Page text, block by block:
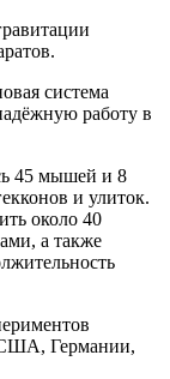
система
работу в
45 мышей и 8
и улиток.
около 40
а также
США, Германии,